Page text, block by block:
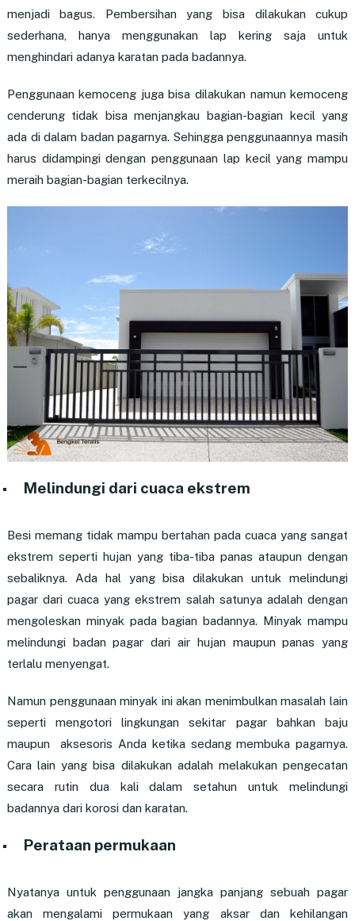
menjadi bagus. Pembersihan yang bisa dilakukan cukup
sederhana, hanya menggunakan lap kering saja untuk
menghindari adanya karatan pada badannya.
Penggunaan kemoceng juga bisa dilakukan namun kemoceng
cenderung tidak bisa menjangkau bagian-bagian kecil yang
ada di dalam badan pagarnya. Sehingga penggunaannya masih
harus didampingi dengan penggunaan lap kecil yang mampu
meraih bagian-bagian terkecilnya.
Melindungi dari cuaca ekstrem
Besi memang tidak mampu bertahan pada cuaca yang sangat
ekstrem seperti hujan yang tiba-tiba panas ataupun dengan
sebaliknya. Ada hal yang bisa dilakukan untuk melindungi
pagar dari cuaca yang ekstrem salah satunya adalah dengan
mengoleskan minyak pada bagian badannya. Minyak mampu
melindungi badan pagar dari air hujan maupun panas yang
terlalu menyengat.
Namun penggunaan minyak ini akan menimbulkan masalah lain
seperti mengotori lingkungan sekitar pagar bahkan baju
maupun aksesoris Anda ketika sedang membuka pagarnya.
Cara lain yang bisa dilakukan adalah melakukan pengecatan
secara rutin dua kali dalam setahun untuk melindungi
badannya dari korosi dan karatan.
Perataan permukaan
Nyatanya untuk penggunaan jangka panjang sebuah pagar
akan mengalami permukaan yang aksar dan kehilangan